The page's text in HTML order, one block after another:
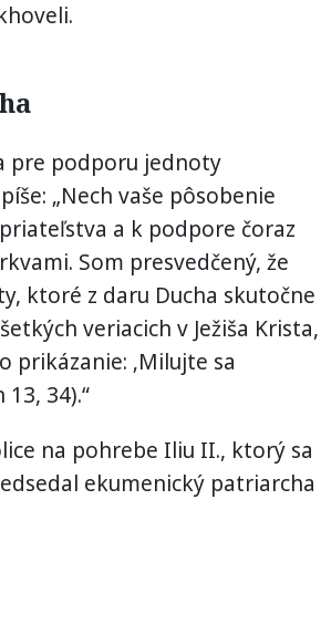
pre podporu jednoty
„Nech vaše pôsobenie
a k podpore čoraz
Som presvedčený, že
ktoré z daru Ducha skutočne
veriacich v Ježiša Krista,
prikázanie: ‚Milujte sa
34).“
na pohrebe Iliu II., ktorý sa
ekumenický patriarcha